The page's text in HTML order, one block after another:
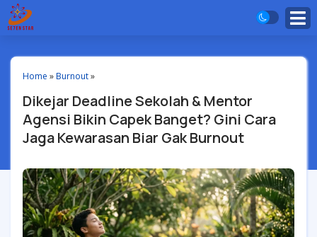
Home »Burnout»
Dikejar Deadline Sekolah & Mentor
Agensi Bikin Capek Banget? Gini Cara
Jaga Kewarasan Biar Gak Burnout